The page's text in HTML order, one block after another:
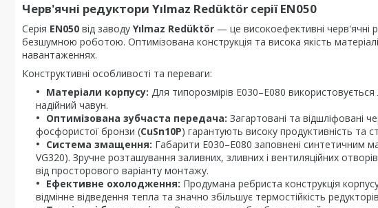
Черв'ячні редуктори Yılmaz Redüktör серії EN050
Серія EN050 від заводу Yılmaz Redüktör — це високоефективні черв'ячні
безшумною роботою. Оптимізована конструкція та висока якість
навантаженнях.
Конструктивні особливості та переваги:
Матеріали корпусу: Для типорозмірів E030–E080
надійний чавун.
Оптимізована зубчаста передача: Загартовані та відшліфовані
фосфористої бронзи (CuSn10P) гарантують високу продуктивність та
Система змащення: Габарити E030–E080 заповнені синтетичним
VG320). Зручне розташування заливних, зливних і вентиляційних
від просторового варіанту монтажу.
Ефективне охолодження: Продумана ребриста конструкція
відмінне відведення тепла та значно збільшує термостійкість